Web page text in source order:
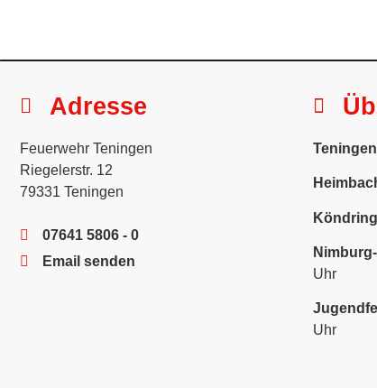
Adresse
Feuerwehr Teningen
Riegelerstr. 12
79331 Teningen
07641 5806 - 0
Email senden
Uhr
Uhr